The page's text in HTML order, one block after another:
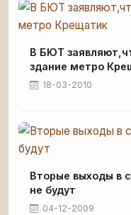
В БЮТ
здание метро
18-03-2010
Вторые выходы в
не будут
04-12-2009